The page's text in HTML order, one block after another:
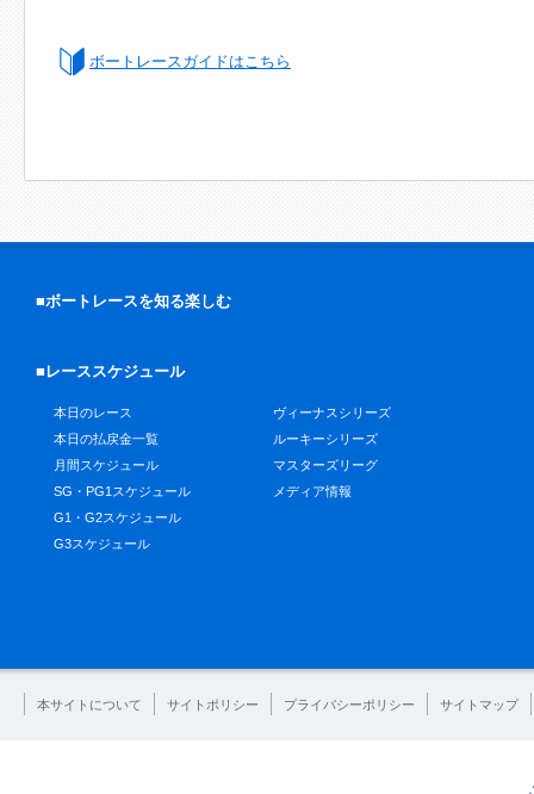
ボートレースガイドはこちら
■ボートレースを知る楽しむ
■レーススケジュール
本日のレース
本日の払戻金一覧
月間スケジュール
SG・PG1スケジュール
G1・G2スケジュール
G3スケジュール
ヴィーナスシリーズ
ルーキーシリーズ
マスターズリーグ
メディア情報
本サイトについて サイトポリシー プライバシーポリシー サイトマップ